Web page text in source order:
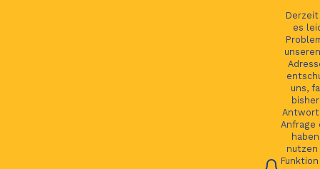
es
uns,
Antwort
Anfrage
nutzen